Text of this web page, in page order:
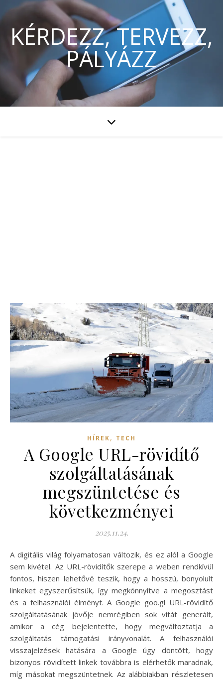
KÉRDEZZ, TERVEZZ,
PÁLYÁZZ
HÍREK, TECH
A Google URL-rövidítő
szolgáltatásának
megszüntetése és
következményei
2025.11.24.
A digitális világ folyamatosan változik, és ez alól a Google
sem kivétel. Az URL-rövidítők szerepe a weben rendkívül
fontos, hiszen lehetővé teszik, hogy a hosszú, bonyolult
linkeket egyszerűsítsük, így megkönnyítve a megosztást
és a felhasználói élményt. A Google goo.gl URL-rövidítő
szolgáltatásának jövője nemrégiben sok vitát generált,
amikor a cég bejelentette, hogy megváltoztatja a
szolgáltatás támogatási irányvonalát. A felhasználói
visszajelzések hatására a Google úgy döntött, hogy
bizonyos rövidített linkek továbbra is elérhetők maradnak,
míg másokat megszüntetnek. Az alábbiakban részletesen